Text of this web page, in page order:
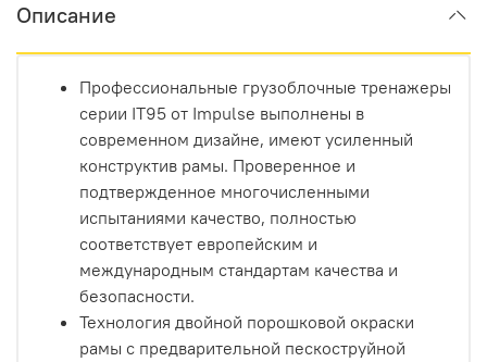
Описание
Профессиональные грузоблочные тренажеры
серии IT95 от Impulse выполнены в
современном дизайне, имеют усиленный
конструктив рамы. Проверенное и
подтвержденное многочисленными
испытаниями качество, полностью
соответствует европейским и
международным стандартам качества и
безопасности.
Технология двойной порошковой окраски
рамы с предварительной пескоструйной